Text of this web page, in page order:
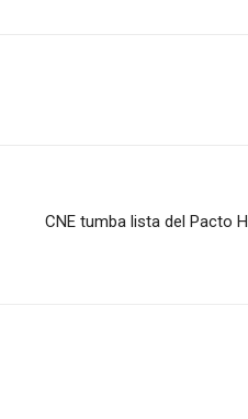
CNE tumba lista del Pacto